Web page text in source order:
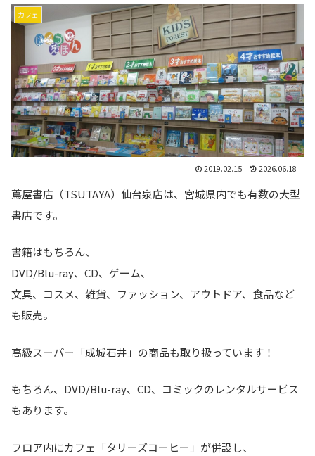
カフェ
2019.02.15 2026.06.18
蔦屋書店（TSUTAYA）仙台泉店は、宮城県内でも有数の大型
書店です。
書籍はもちろん、
DVD/Blu-ray、CD、ゲーム、
文具、コスメ、雑貨、ファッション、アウトドア、食品など
も販売。
高級スーパー「成城石井」の商品も取り扱っています！
もちろん、DVD/Blu-ray、CD、コミックのレンタルサービス
もあります。
フロア内にカフェ「タリーズコーヒー」が併設し、